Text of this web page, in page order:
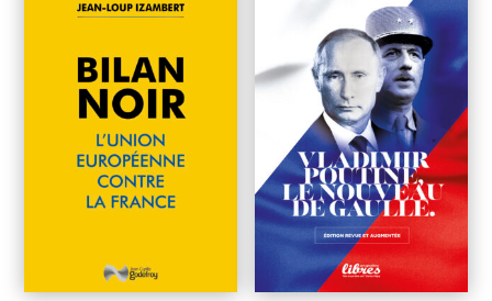
à
23,00 €